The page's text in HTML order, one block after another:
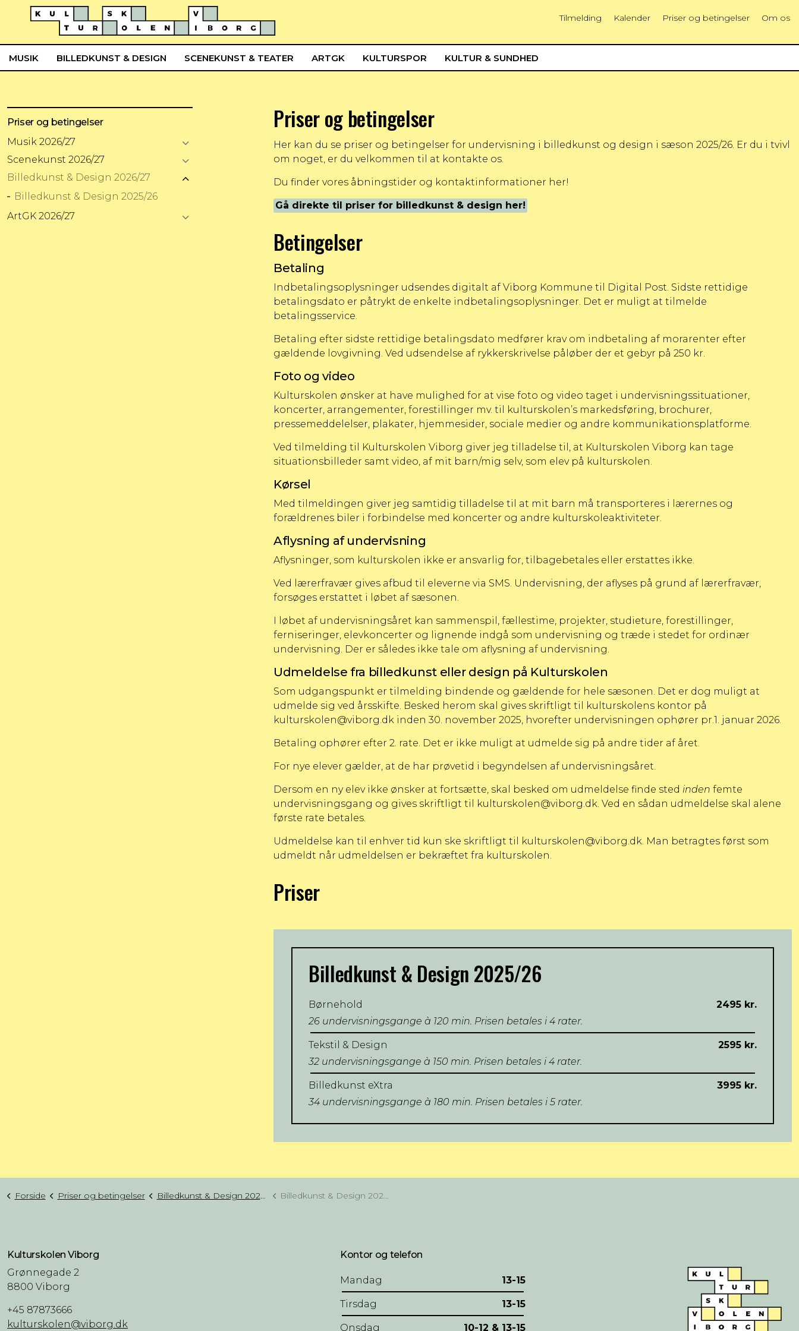
MUSIK BILLEDKUNST & DESIGN SCENEKUNST & TEATER ARTGK KULTURSPOR KULTUR & SUNDHED
Tilmelding Kalender Priser og betingelser Om os
Priser og betingelser
Her kan du se priser og betingelser for undervisning i billedkunst og design i sæson 2025/26. Er du i tvivl
om noget, er du velkommen til at kontakte os.
Du finder vores åbningstider og kontaktinformationer her!
Gå direkte til priser for billedkunst & design her!
Betingelser
Betaling
Indbetalingsoplysninger udsendes digitalt af Viborg Kommune til Digital Post. Sidste rettidige
betalingsdato er påtrykt de enkelte indbetalingsoplysninger. Det er muligt at tilmelde
betalingsservice.
Betaling efter sidste rettidige betalingsdato medfører krav om indbetaling af morarenter efter
gældende lovgivning. Ved udsendelse af rykkerskrivelse påløber der et gebyr på 250 kr.
Foto og video
Kulturskolen ønsker at have mulighed for at vise foto og video taget i undervisningssituationer,
koncerter, arrangementer, forestillinger mv. til kulturskolen’s markedsføring, brochurer,
pressemeddelelser, plakater, hjemmesider, sociale medier og andre kommunikationsplatforme.
Ved tilmelding til Kulturskolen Viborg giver jeg tilladelse til, at Kulturskolen Viborg kan tage
situationsbilleder samt video, af mit barn/mig selv, som elev på kulturskolen.
Kørsel
Med tilmeldingen giver jeg samtidig tilladelse til at mit barn må transporteres i lærernes og
forældrenes biler i forbindelse med koncerter og andre kulturskoleaktiviteter.
Aflysning af undervisning
Aflysninger, som kulturskolen ikke er ansvarlig for, tilbagebetales eller erstattes ikke.
Ved lærerfravær gives afbud til eleverne via SMS. Undervisning, der aflyses på grund af lærerfravær,
forsøges erstattet i løbet af sæsonen.
I løbet af undervisningsåret kan sammenspil, fællestime, projekter, studieture, forestillinger,
ferniseringer, elevkoncerter og lignende indgå som undervisning og træde i stedet for ordinær
undervisning. Der er således ikke tale om aflysning af undervisning.
Udmeldelse fra billedkunst eller design på Kulturskolen
Som udgangspunkt er tilmelding bindende og gældende for hele sæsonen. Det er dog muligt at
udmelde sig ved årsskifte. Besked herom skal gives skriftligt til kulturskolens kontor på
kulturskolen@viborg.dk inden 30. november 2025, hvorefter undervisningen ophører pr.1. januar 2026.
Betaling ophører efter 2. rate. Det er ikke muligt at udmelde sig på andre tider af året.
For nye elever gælder, at de har prøvetid i begyndelsen af undervisningsåret.
Dersom en ny elev ikke ønsker at fortsætte, skal besked om udmeldelse finde sted inden femte
undervisningsgang og gives skriftligt til
kulturskolen@viborg.dk. Ved en sådan udmeldelse skal alene
første rate betales.
Udmeldelse kan til enhver tid kun ske skriftligt til kulturskolen@viborg.dk. Man betragtes først som
udmeldt når udmeldelsen er bekræftet fra kulturskolen.
Priser
Billedkunst & Design 2025/26
Børnehold
2495 kr.
26 undervisningsgange à 120 min. Prisen betales i 4 rater.
Tekstil & Design
2595 kr.
32 undervisningsgange à 150 min. Prisen betales i 4 rater.
Billedkunst eXtra
3995 kr.
34 undervisningsgange à 180 min. Prisen betales i 5 rater.
Priser og betingelser
Musik 2026/27
Scenekunst 2026/27
Billedkunst & Design 2026/27
Billedkunst & Design 2025/26
ArtGK 2026/27
Forside Priser og betingelser Billedkunst & Design 2026/27 Billedkunst & Design 2025/26
Kulturskolen Viborg
Grønnegade 2
8800 Viborg
+45 87873666
kulturskolen@viborg.dk
Kontor og telefon
Mandag 13-15
Tirsdag 13-15
Onsdag 10-12 & 13-15